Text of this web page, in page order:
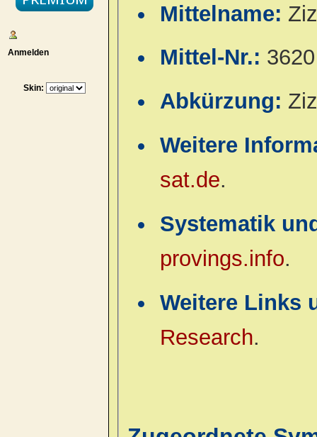
Anmelden
Skin:
Mittelname:
Mittel-Nr.: 3620
Abkürzung:
Weitere
sat.de.
Systematik
provings.info.
Weitere Links
Research.